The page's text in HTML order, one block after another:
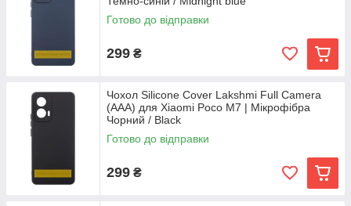
Готово до відправки
299 ₴
Чохол Silicone Cover Lakshmi Full Camera
(AAA) для Xiaomi Poco M7 | Мікрофібра
Чорний / Black
Готово до відправки
299 ₴